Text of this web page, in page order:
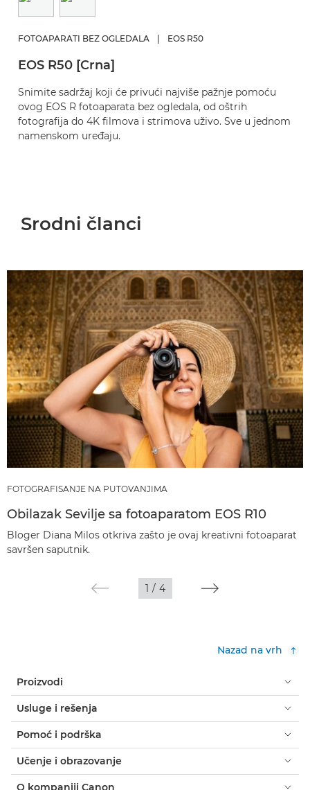
FOTOAPARATI BEZ OGLEDALA | EOS R50
EOS R50 [Crna]
Snimite sadržaj koji će privući najviše pažnje pomoću
ovog EOS R fotoaparata bez ogledala, od oštrih
fotografija do 4K filmova i strimova uživo. Sve u jednom
namenskom uređaju.
Srodni članci
FOTOGRAFISANJE NA PUTOVANJIMA
Obilazak Sevilje sa fotoaparatom EOS R10
Bloger Diana Milos otkriva zašto je ovaj kreativni fotoaparat
savršen saputnik.
1 / 4
Nazad na vrh
Proizvodi
Usluge i rešenja
Pomoć i podrška
Učenje i obrazovanje
O kompaniji Canon